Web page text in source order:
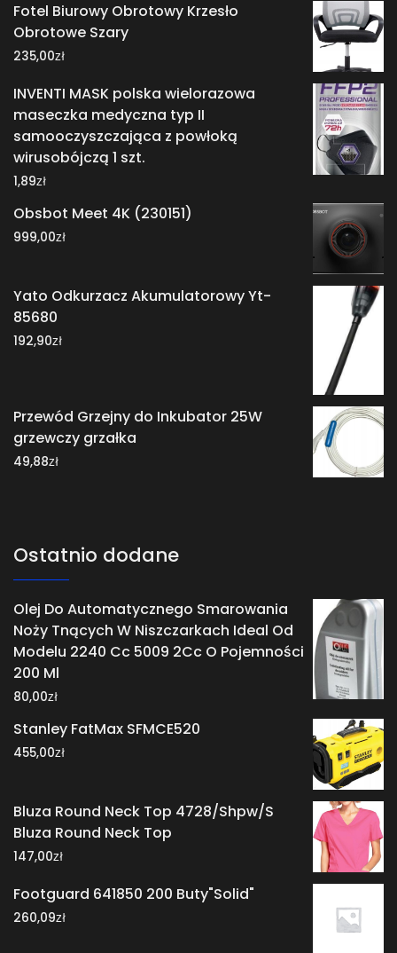
Fotel Biurowy Obrotowy Krzesło
Obrotowe Szary
235,00zł
INVENTI MASK polska wielorazowa
maseczka medyczna typ II
samooczyszczająca z powłoką
wirusobójczą 1 szt.
1,89zł
Obsbot Meet 4K (230151)
999,00zł
Yato Odkurzacz Akumulatorowy Yt-
85680
192,90zł
Przewód Grzejny do Inkubator 25W
grzewczy grzałka
49,88zł
Ostatnio dodane
Olej Do Automatycznego Smarowania
Noży Tnących W Niszczarkach Ideal Od
Modelu 2240 Cc 5009 2Cc O Pojemności
200 Ml
80,00zł
Stanley FatMax SFMCE520
455,00zł
Bluza Round Neck Top 4728/Shpw/S
Bluza Round Neck Top
147,00zł
Footguard 641850 200 Buty"Solid"
260,09zł